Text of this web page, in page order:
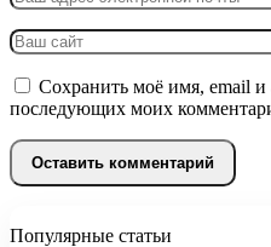
Сохранить моё имя, email и
последующих моих
Популярные статьи